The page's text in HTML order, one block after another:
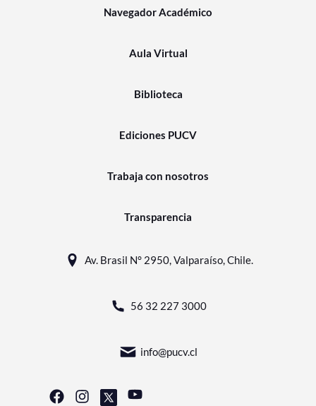
Navegador Académico
Aula Virtual
Biblioteca
Ediciones PUCV
Trabaja con nosotros
Transparencia
Av. Brasil N° 2950, Valparaíso, Chile.
56 32 227 3000
info@pucv.cl